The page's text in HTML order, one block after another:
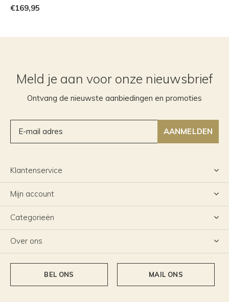
€169,95
Meld je aan voor onze nieuwsbrief
Ontvang de nieuwste aanbiedingen en promoties
AANMELDEN
Klantenservice
Mijn account
Categorieën
Over ons
BEL ONS MAIL ONS